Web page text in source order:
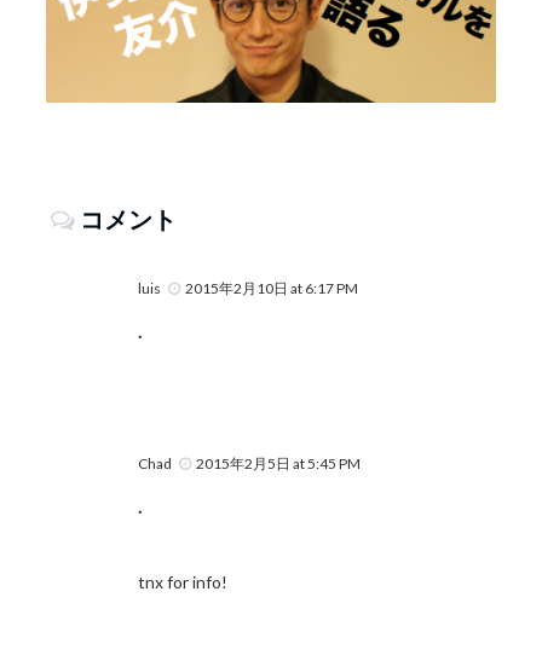
コメント
luis 2015年2月10日 at 6:17 PM
.
Chad 2015年2月5日 at 5:45 PM
.
tnx for info!